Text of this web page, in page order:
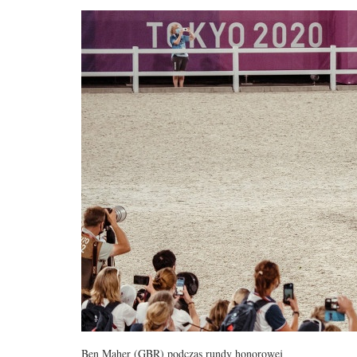
Ben Maher (GBR) podczas rundy honorowej